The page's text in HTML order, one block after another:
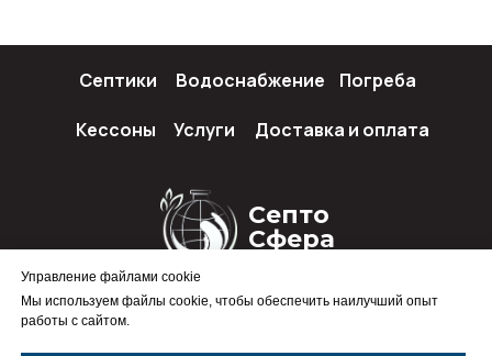
Управление файлами cookie
Мы используем файлы cookie, чтобы обеспечить наилучший опыт
работы с сайтом.
Септо
Сфера
Септики Водоснабжение Погреба
Кессоны Услуги Доставка и оплата